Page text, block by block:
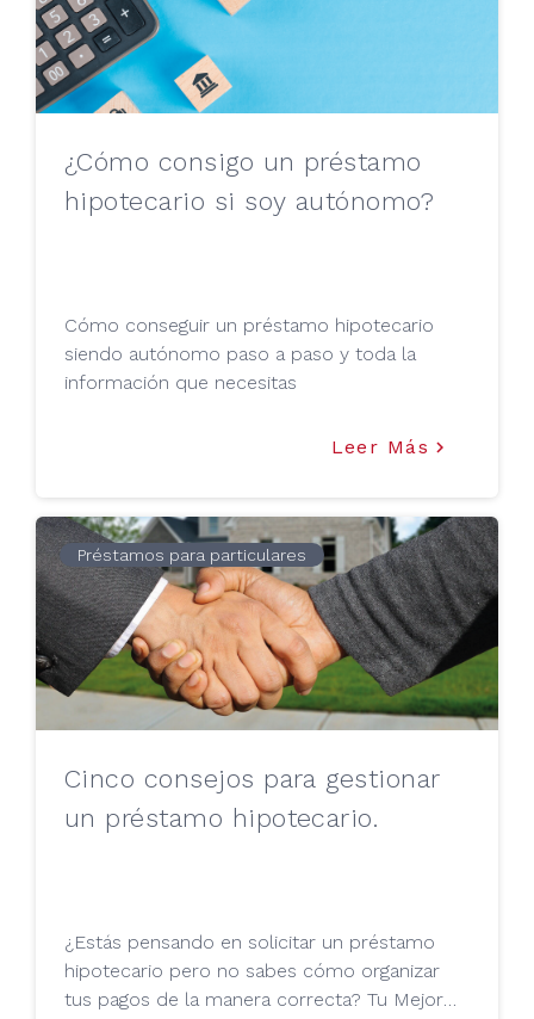
¿Cómo consigo un préstamo
hipotecario si soy autónomo?
Cómo conseguir un préstamo hipotecario
siendo autónomo paso a paso y toda la
información que necesitas
Leer Más keyboard_arrow_right
Préstamos para particulares
Cinco consejos para gestionar
un préstamo hipotecario.
¿Estás pensando en solicitar un préstamo
hipotecario pero no sabes cómo organizar
tus pagos de la manera correcta? Tu Mejor